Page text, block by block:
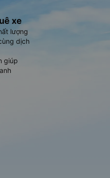
xe
lượng
dịch
giúp